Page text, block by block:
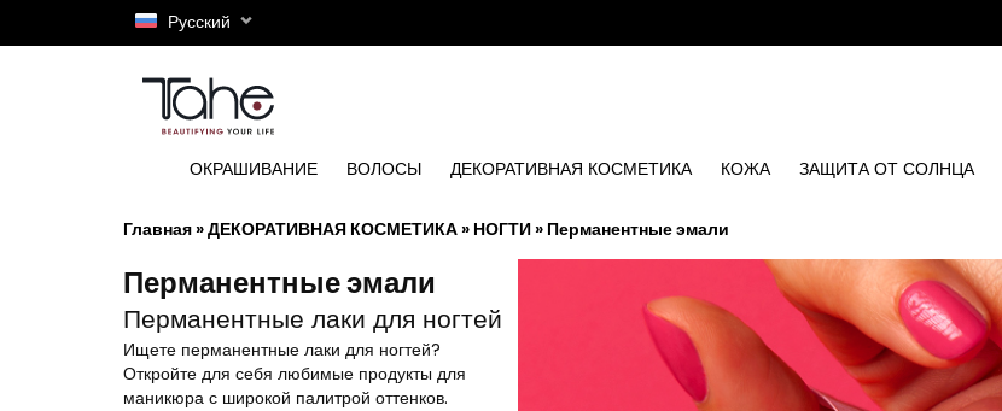
Русский
ОКРАШИВАНИЕ ВОЛОСЫ ДЕКОРАТИВНАЯ КОСМЕТИКА КОЖА ЗАЩИТА ОТ СОЛНЦА
Главная »ДЕКОРАТИВНАЯ КОСМЕТИКА » НОГТИ » Перманентные эмали
Перманентные эмали
Перманентные лаки для ногтей
Ищете перманентные лаки для ногтей?
Откройте для себя любимые продукты для
маникюра с широкой палитрой оттенков.